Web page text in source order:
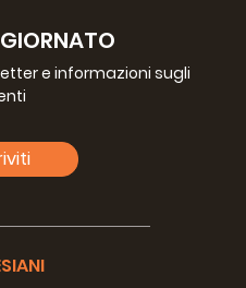
al servizio dei giovani
20m
22m
e informazioni sugli